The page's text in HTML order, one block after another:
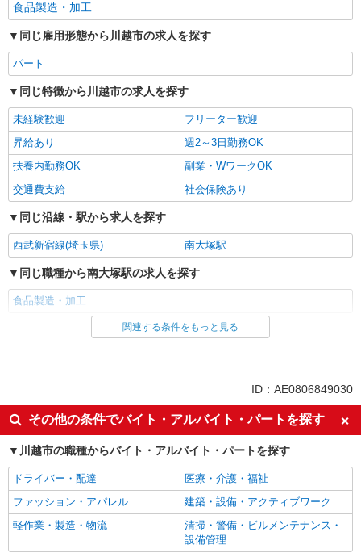
食品製造・加工
同じ雇用形態から川越市の求人を探す
パート
同じ特徴から川越市の求人を探す
未経験歓迎
フリーター歓迎
昇給あり
週2～3日勤務OK
扶養内勤務OK
副業・WワークOK
交通費支給
社会保険あり
同じ沿線・駅から求人を探す
西武新宿線(埼玉県) 南大塚駅
同じ職種から南大塚駅の求人を探す
食品製造・加工
同じ雇用形態から南大塚駅の求人を探す
未経験歓迎
フリーター歓迎
昇給あり
週2～3日勤務OK
扶養内勤務OK
副業・WワークOK
交通費支給
社会保険あり
同じ職種から求人を探す
軽作業・製造・物流
関連する条件をもっと見る
ID：AE0806849030
その他の条件でバイト・アルバイト・パートを探す
川越市の職種からバイト・アルバイト・パートを探す
ドライバー・配達
医療・介護・福祉
ファッション・アパレル
建築・設備・アクティブワーク
軽作業・製造・物流
清掃・警備・ビルメンテナンス・
設備管理